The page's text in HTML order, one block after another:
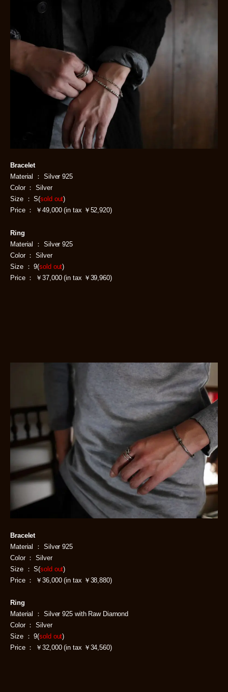
Bracelet
Material ： Silver 925
Color ： Silver
Size ： S(sold out)
Price ： ￥49,000 (in tax ￥52,920)
Ring
Material ： Silver 925
Color ： Silver
Size ： 9(sold out)
Price ： ￥37,000 (in tax ￥39,960)
Bracelet
Material ： Silver 925
Color ： Silver
Size ： S(sold out)
Price ： ￥36,000 (in tax ￥38,880)
Ring
Material ： Silver 925 with Raw Diamond
Color ： Silver
Size ： 9(sold out)
Price ： ￥32,000 (in tax ￥34,560)